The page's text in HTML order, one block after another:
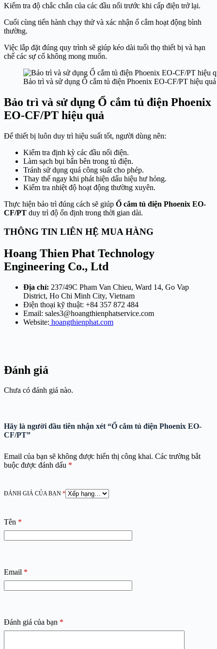
Kiểm tra độ chắc chắn của các đầu nối trước khi cấp điện trở lại.
Cuối cùng tiến hành chạy thử và xác nhận ổ cắm hoạt động bình
thường.
Việc lắp đặt đúng quy trình sẽ giúp kéo dài tuổi thọ thiết bị và hạn
chế các sự cố không mong muốn.
Bảo trì và sử dụng Ổ cắm tủ điện Phoenix EO-CF/PT hiệu quả
Bảo trì và sử dụng Ổ cắm tủ điện Phoenix
EO-CF/PT hiệu quả
Để thiết bị luôn duy trì hiệu suất tốt, người dùng nên:
Kiểm tra định kỳ các đầu nối điện.
Làm sạch bụi bẩn bên trong tủ điện.
Tránh sử dụng quá công suất cho phép.
Thay thế ngay khi phát hiện dấu hiệu hư hỏng.
Kiểm tra nhiệt độ hoạt động thường xuyên.
Thực hiện bảo trì đúng cách sẽ giúp Ổ cắm tủ điện Phoenix EO-
CF/PT duy trì độ ổn định trong thời gian dài.
THÔNG TIN LIÊN HỆ MUA HÀNG
Hoang Thien Phat Technology
Engineering Co., Ltd
Địa chỉ: 237/49C Pham Van Chieu, Ward 14, Go Vap
District, Ho Chi Minh City, Vietnam
Điện thoại kỹ thuật: +84 357 872 484
Email: sales3@hoangthienphatservice.com
Website: hoangthienphat.com
Đánh giá
Chưa có đánh giá nào.
Hãy là người đầu tiên nhận xét “Ổ cắm tủ điện Phoenix EO-
CF/PT”
Email của bạn sẽ không được hiển thị công khai. Các trường bắt
buộc được đánh dấu *
ĐÁNH GIÁ CỦA BẠN *
Tên *
Email *
Đánh giá của bạn *